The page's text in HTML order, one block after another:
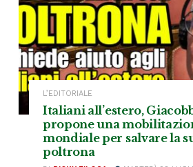
L’EDITORIALE
Italiani all’estero,
propone una
mondiale per salvare la
poltrona